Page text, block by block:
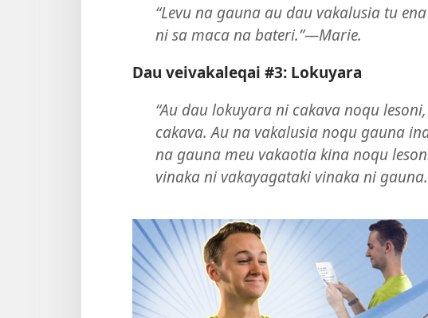
“Levu na gauna au dau vakalusia tu
ni sa maca na bateri.”​—Marie.
Dau veivakaleqai #3: Lokuyara
“Au dau lokuyara ni cakava noqu
cakava. Au na vakalusia noqu gauna
na gauna meu vakaotia kina noqu
vinaka ni vakayagataki vinaka ni